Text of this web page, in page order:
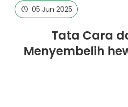
05 Jun 2025
Tata Cara
Menyembelih